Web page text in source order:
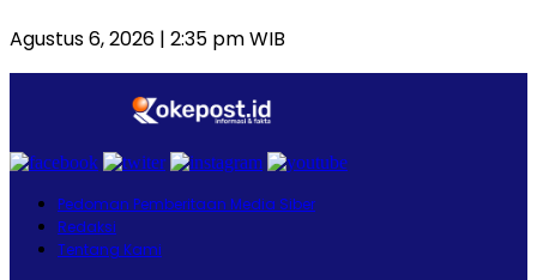
Agustus 6, 2026 | 2:35 pm WIB
Pedoman Pemberitaan Media Siber
Redaksi
Tentang Kami